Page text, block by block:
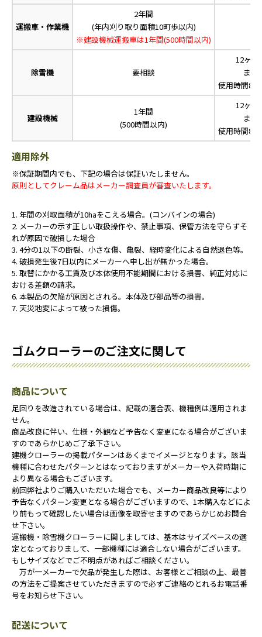
運搬車・作業機
2年間
(年内刈り取り面積10町歩以内)
※建設機械運搬車は1年間(500時間以内)
除雪機 要相談
12ヶ月
また
使用時間
建設機械
1年間
(500時間以内)
12ヶ月
また
使用時間
適用除外
※保証期間内でも、下記の場合は保証いたしません。
原則としてクレーム品はメーカー調査員が審査いたします。
1. 年間の刈取面積が10haをこえる場合。(コンバインの場合)
2. メーカーの示す正しい取扱操作や、禁止事項、保管方法を守らずそ
れが原因で破損した場合
3. 4分の1以下の断裂、小さな傷、亀裂、経時変化による自然退色等。
4. 破損発生後7日以内にメーカーへ申し出が無かった場合。
5. 取替にかかる工賃及び本体使用不能期間における損害、純正対応に
おける差額の請求。
6. 本製品の欠陥が原因とされる。本体及び部品等の損害。
7. 天災地変によって被った損傷。
ゴムクローラーのご注文に関して
商品について
足回りを改造されている場合は、記載の適合表、機種例は適用されま
せん。
商品改良に伴い、仕様・外観など予告なく変更になる場合がございま
すのであらかじめご了承下さい。
建機クローラーの掲載パターンはあくまでイメージとなります。該当
機種に合わせたパターンとはなっておりますがメーカーや入荷時期に
より異なる場合もございます。
前回弊社よりご購入いただいた場合でも、メーカー商品改良等により
予告なくパターン変更となる場合がございますので、1本購入などによ
り前もって確認したい場合は画像を取寄せますのであらかじめお問合
せ下さい。
運搬機・除雪機クローラーに関しましては、基本はサイズベースの選
定となっておりまして、一部機種には適合しない場合がございます。
もしサイズなどでご不明点があればご相談ください。
万が一メーカーで欠品が発生した際は、お客様とご相談の上、最善
の方法をご提案させていただきますので必ずご連絡のとれるお電話番
号をお知らせ下さい。
配送について